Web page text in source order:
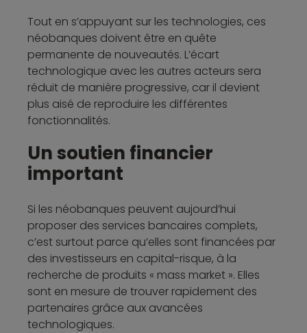
Tout en s’appuyant sur les technologies, ces
néobanques doivent être en quête
permanente de nouveautés. L’écart
technologique avec les autres acteurs sera
réduit de manière progressive, car il devient
plus aisé de reproduire les différentes
fonctionnalités.
Un soutien financier
important
Si les néobanques peuvent aujourd’hui
proposer des services bancaires complets,
c’est surtout parce qu’elles sont financées par
des investisseurs en capital-risque, à la
recherche de produits « mass market ». Elles
sont en mesure de trouver rapidement des
partenaires grâce aux avancées
technologiques.